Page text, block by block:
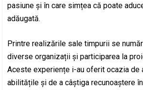
pasiune și în care simțea că poate
adăugată.
Printre realizările sale timpurii se
diverse organizații și participarea la
Aceste experiențe i-au oferit ocazia de
abilitățile și de a câștiga recunoaștere